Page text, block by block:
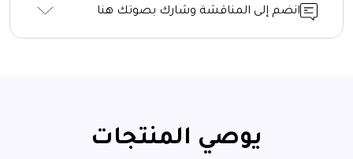
انضم إلى المناقشة وشارك بصوتك هنا
يوصي المنتجات